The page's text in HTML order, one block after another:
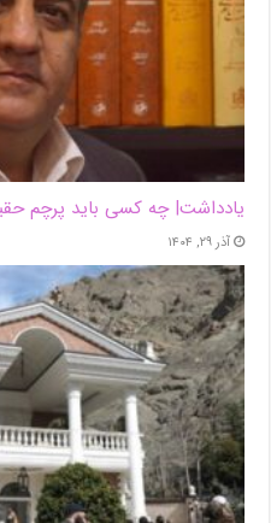
یادداشت| ‌چه کسی باید پرچم
آذر ۲۹, ۱۴۰۴